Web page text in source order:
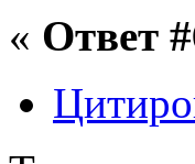
« Ответ